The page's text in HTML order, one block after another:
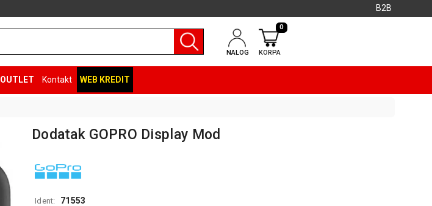
B2B
NALOG KORPA
0
OUTLET Kontakt WEB KREDIT
Dodatak GOPRO Display Mod
Ident: 71553